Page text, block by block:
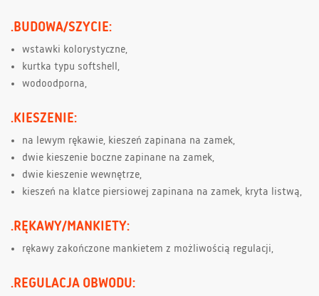
.BUDOWA/SZYCIE:
wstawki kolorystyczne,
kurtka typu softshell,
wodoodporna,
.KIESZENIE:
na lewym rękawie, kieszeń zapinana na zamek,
dwie kieszenie boczne zapinane na zamek,
dwie kieszenie wewnętrze,
kieszeń na klatce piersiowej zapinana na zamek, kryta listwą,
.RĘKAWY/MANKIETY:
rękawy zakończone mankietem z możliwością regulacji,
.REGULACJA OBWODU: